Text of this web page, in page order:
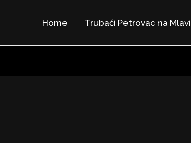
Home Trubači Petrovac na Mlavi